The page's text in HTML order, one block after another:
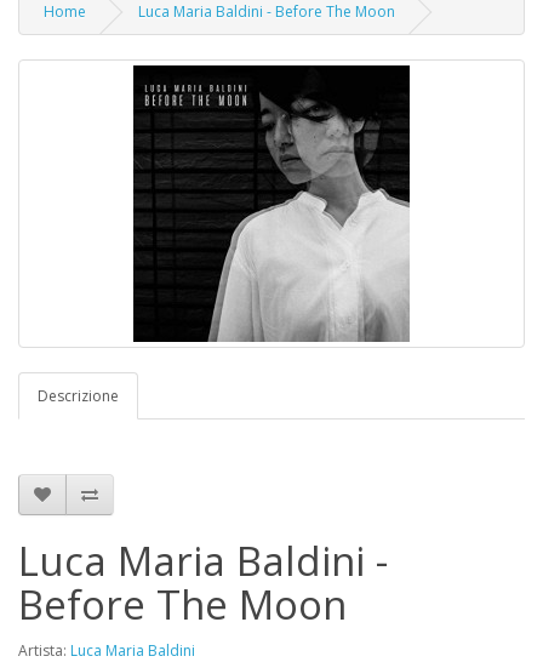
Home Luca Maria Baldini - Before The Moon
Descrizione
Luca Maria Baldini -
Before The Moon
Artista: Luca Maria Baldini